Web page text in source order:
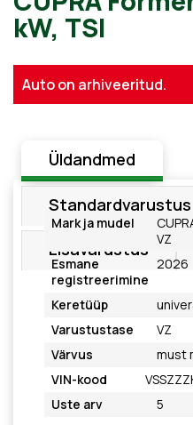
CUPRA
Auto on arhiveeritud.
Üldandmed
Standardvarustus
Lisavarustus
Mark ja mudel
VZ
Esmane
registreerimine
2026
Keretüüp
Varustustase
VZ
Värvus
must
VIN-kood
Uste arv
5